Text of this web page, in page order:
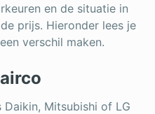
en de situatie in
prijs. Hieronder lees je
verschil maken.
Daikin, Mitsubishi of LG